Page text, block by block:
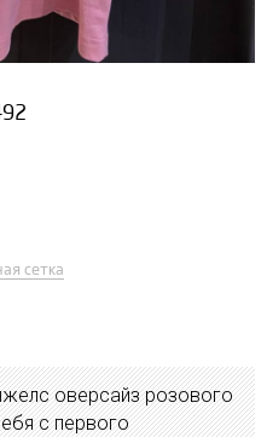
сетка
оверсайз розового
с первого